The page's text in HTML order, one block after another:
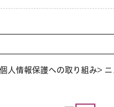
人情報保護への取り組み> ニ